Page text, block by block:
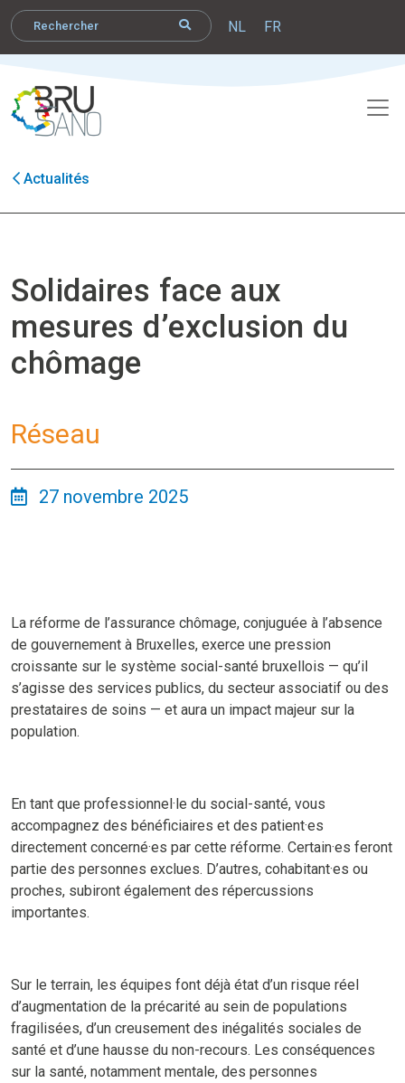
NL FR
Actualités
Solidaires face aux
mesures d’exclusion du
chômage
Réseau
27 novembre 2025
La réforme de l’assurance chômage, conjuguée à l’absence
de gouvernement à Bruxelles, exerce une pression
croissante sur le système social-santé bruxellois — qu’il
s’agisse des services publics, du secteur associatif ou des
prestataires de soins — et aura un impact majeur sur la
population.
En tant que professionnel·le du social-santé, vous
accompagnez des bénéficiaires et des patient·es
directement concerné·es par cette réforme. Certain·es feront
partie des personnes exclues. D’autres, cohabitant·es ou
proches, subiront également des répercussions
importantes.
Sur le terrain, les équipes font déjà état d’un risque réel
d’augmentation de la précarité au sein de populations
fragilisées, d’un creusement des inégalités sociales de
santé et d’une hausse du non-recours. Les conséquences
sur la santé, notamment mentale, des personnes